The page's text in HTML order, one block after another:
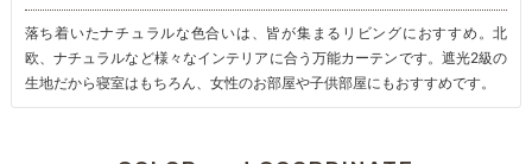
落ち着いたナチュラルな色合いは、皆が集まるリビングにおすすめ。北
欧、ナチュラルなど様々なインテリアに合う万能カーテンです。遮光2級の
生地だから寝室はもちろん、女性のお部屋や子供部屋にもおすすめです。